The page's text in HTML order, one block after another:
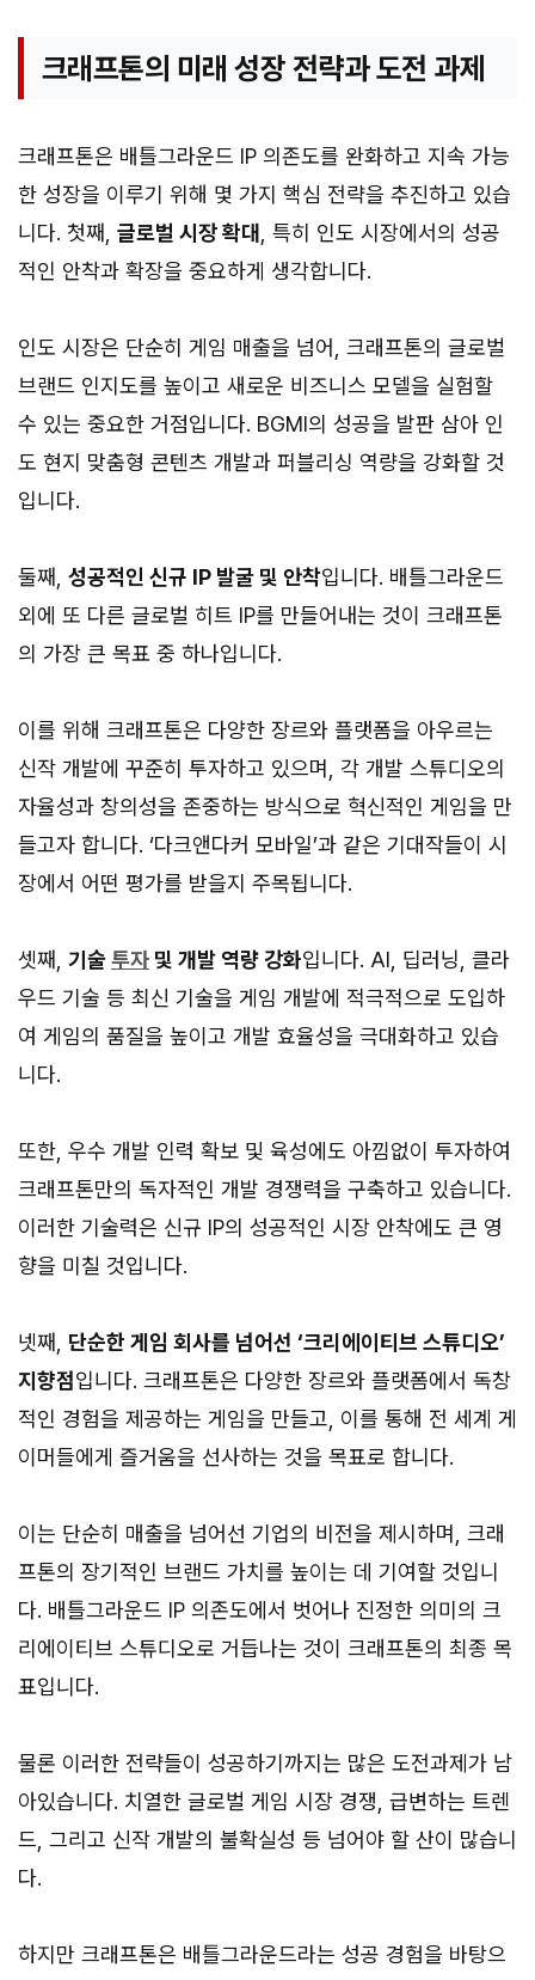
크래프톤의 미래 성장 전략과 도전 과제
크래프톤은 배틀그라운드 IP 의존도를 완화하고 지속 가능
한 성장을 이루기 위해 몇 가지 핵심 전략을 추진하고 있습
니다. 첫째, 글로벌 시장 확대, 특히 인도 시장에서의 성공
적인 안착과 확장을 중요하게 생각합니다.
인도 시장은 단순히 게임 매출을 넘어, 크래프톤의 글로벌
브랜드 인지도를 높이고 새로운 비즈니스 모델을 실험할
수 있는 중요한 거점입니다. BGMI의 성공을 발판 삼아 인
도 현지 맞춤형 콘텐츠 개발과 퍼블리싱 역량을 강화할 것
입니다.
둘째, 성공적인 신규 IP 발굴 및 안착입니다. 배틀그라운드
외에 또 다른 글로벌 히트 IP를 만들어내는 것이 크래프톤
의 가장 큰 목표 중 하나입니다.
이를 위해 크래프톤은 다양한 장르와 플랫폼을 아우르는
신작 개발에 꾸준히 투자하고 있으며, 각 개발 스튜디오의
자율성과 창의성을 존중하는 방식으로 혁신적인 게임을 만
들고자 합니다. ‘다크앤다커 모바일’과 같은 기대작들이 시
장에서 어떤 평가를 받을지 주목됩니다.
셋째, 기술투자 및 개발 역량 강화입니다. AI, 딥러닝, 클라
우드 기술 등 최신 기술을 게임 개발에 적극적으로 도입하
여 게임의 품질을 높이고 개발 효율성을 극대화하고 있습
니다.
또한, 우수 개발 인력 확보 및 육성에도 아낌없이 투자하여
크래프톤만의 독자적인 개발 경쟁력을 구축하고 있습니다.
이러한 기술력은 신규 IP의 성공적인 시장 안착에도 큰 영
향을 미칠 것입니다.
넷째, 단순한 게임 회사를 넘어선 ‘크리에이티브 스튜디오’
지향점입니다. 크래프톤은 다양한 장르와 플랫폼에서 독창
적인 경험을 제공하는 게임을 만들고, 이를 통해 전 세계 게
이머들에게 즐거움을 선사하는 것을 목표로 합니다.
이는 단순히 매출을 넘어선 기업의 비전을 제시하며, 크래
프톤의 장기적인 브랜드 가치를 높이는 데 기여할 것입니
다. 배틀그라운드 IP 의존도에서 벗어나 진정한 의미의 크
리에이티브 스튜디오로 거듭나는 것이 크래프톤의 최종 목
표입니다.
물론 이러한 전략들이 성공하기까지는 많은 도전과제가 남
아있습니다. 치열한 글로벌 게임 시장 경쟁, 급변하는 트렌
드, 그리고 신작 개발의 불확실성 등 넘어야 할 산이 많습니
다.
하지만 크래프톤은 배틀그라운드라는 성공 경험을 바탕으